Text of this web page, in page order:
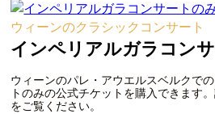
ウィーンのクラシックコンサート
インペリアルガラコン
ウィーンのパレ・アウエルスベルクで
トのみの公式チケットを購入できます
をご覧ください。